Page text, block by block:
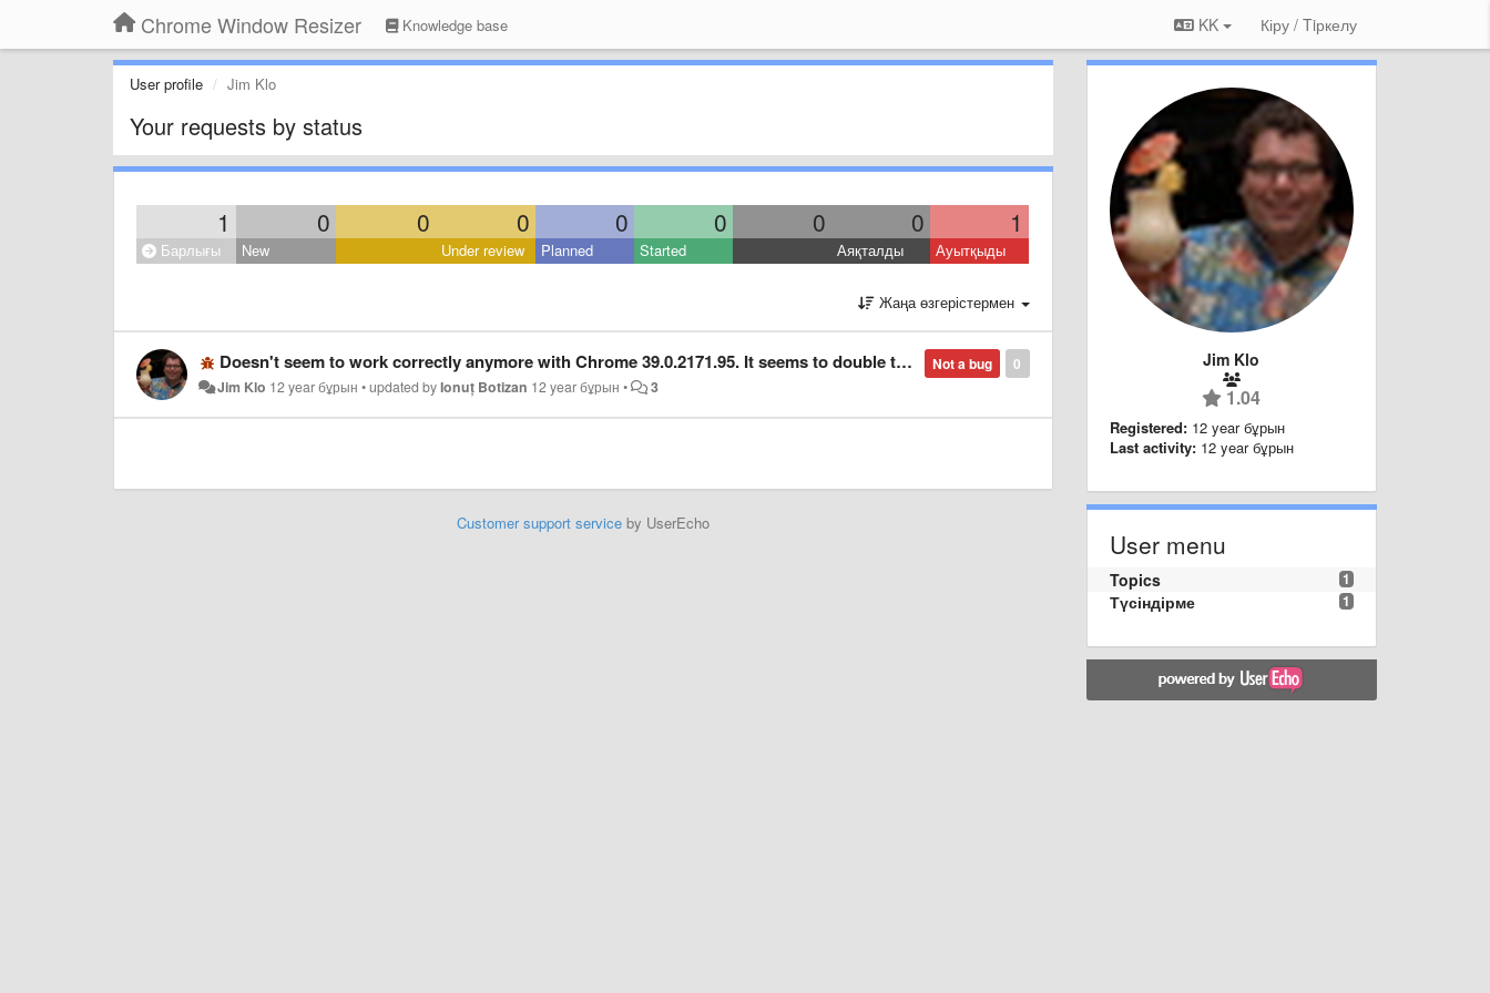
Chrome Window Resizer Knowledge base KK Кіру / Tiркелу
User profile Jim Klo
Your requests by status
1 0 0 0 0 0 0 0 1
Барлығы New Under review Planned Started Аяқталды Ауытқыды
Жаңа өзгерістермен
0
Not a bug
Doesn't seem to work correctly anymore with Chrome 39.0.2171.95. It seems to double the selected size.
Jim Klo 12 year бұрын •updated byIonuț Botizan 12 year бұрын • 3
Customer support serviceby UserEcho
Jim Klo
1.04
Registered: 12 year бұрын
Last activity: 12 year бұрын
User menu
1
Topics
1
Түсіндірме